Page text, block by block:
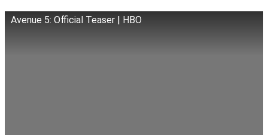
Avenue 5: Official Teaser | HBO